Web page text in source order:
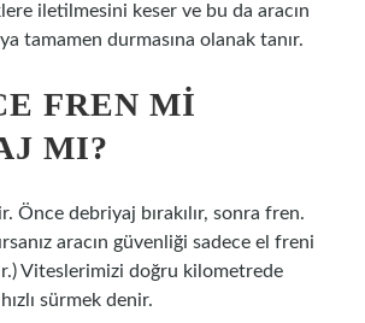
iletilmesini keser ve bu da aracın
tamamen durmasına olanak tanır.
FREN MI
MI?
Önce debriyaj bırakılır, sonra fren.
aracın güvenliği sadece el freni
Viteslerimizi doğru kilometrede
sürmek denir.